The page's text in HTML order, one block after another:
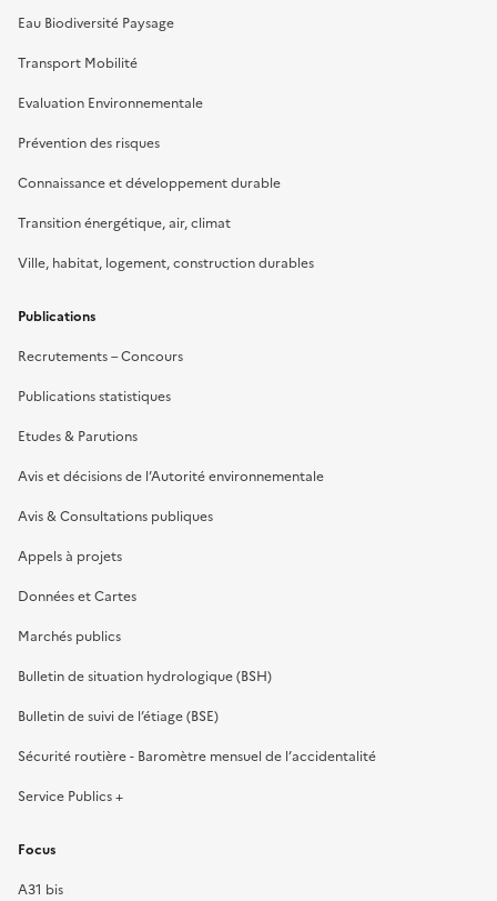
Eau Biodiversité Paysage
Transport Mobilité
Evaluation Environnementale
Prévention des risques
Connaissance et développement durable
Transition énergétique, air, climat
Ville, habitat, logement, construction durables
Publications
Recrutements – Concours
Publications statistiques
Etudes & Parutions
Avis et décisions de l’Autorité environnementale
Avis & Consultations publiques
Appels à projets
Données et Cartes
Marchés publics
Bulletin de situation hydrologique (BSH)
Bulletin de suivi de l’étiage (BSE)
Sécurité routière - Baromètre mensuel de l’accidentalité
Service Publics +
Focus
A31 bis